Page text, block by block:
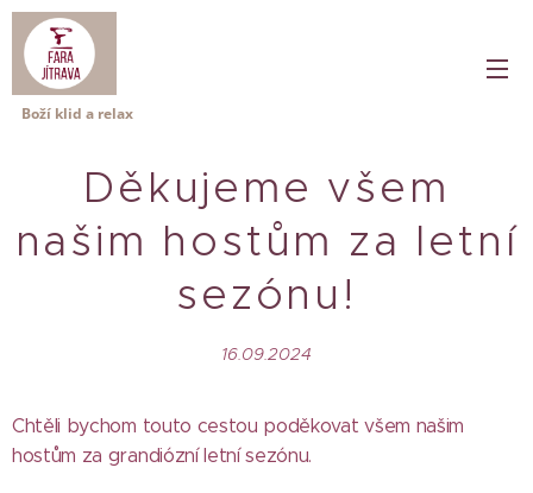
Boží klid a relax
Děkujeme všem
našim hostům za letní
sezónu!
16.09.2024
Chtěli bychom touto cestou poděkovat všem našim
hostům za grandiózní letní sezónu.